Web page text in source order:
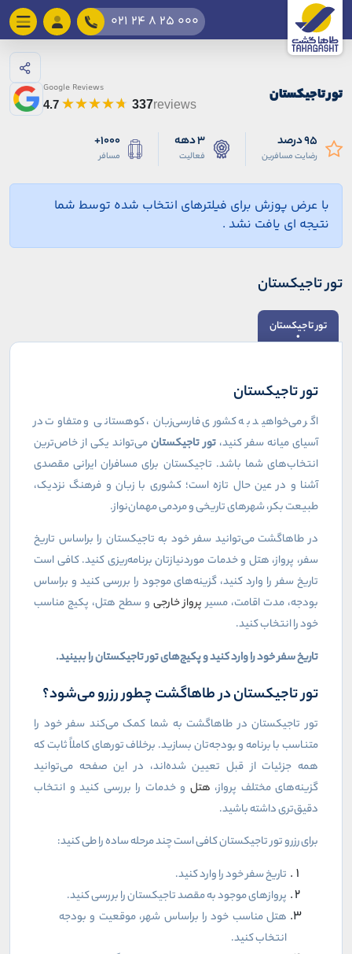
021 24 8 25 000
تور تاجیکستان
Google Reviews
4.7
337reviews
95 درصد
رضایت مسافرین
3 دهه
فعالیت
1000+
مسافر
با عرض پوزش برای فیلترهای انتخاب شده توسط شما
نتیجه ای یافت نشد .
تور تاجیکستان
تور تاجیکستان
تور تاجیکستان
اگر می‌خواهید به کشوری فارسی‌زبان، کوهستانی و متفاوت در
آسیای میانه سفر کنید، تور تاجیکستانمی‌تواند یکی از خاص‌ترین
انتخاب‌های شما باشد. تاجیکستان برای مسافران ایرانی مقصدی
آشنا و در عین حال تازه است؛ کشوری با زبان و فرهنگ نزدیک،
طبیعت بکر، شهرهای تاریخی و مردمی مهمان‌نواز.
در طاهاگشت می‌توانید سفر خود به تاجیکستان را براساس تاریخ
سفر، پرواز، هتل و خدمات موردنیازتان برنامه‌ریزی کنید. کافی است
تاریخ سفر را وارد کنید، گزینه‌های موجود را بررسی کنید و براساس
بودجه، مدت اقامت، مسیرپرواز خارجی و سطح هتل، پکیج مناسب
خود را انتخاب کنید.
تاریخ سفر خود را وارد کنید و پکیج‌های تور تاجیکستان را ببینید.
تور تاجیکستان در طاهاگشت چطور رزرو می‌شود؟
تور تاجیکستان در طاهاگشت به شما کمک می‌کند سفر خود را
متناسب با برنامه و بودجه‌تان بسازید. برخلاف تورهای کاملاً ثابت که
همه جزئیات از قبل تعیین شده‌اند، در این صفحه می‌توانید
گزینه‌های مختلف پرواز، هتل و خدمات را بررسی کنید و انتخاب
دقیق‌تری داشته باشید.
برای رزرو تور تاجیکستان کافی است چند مرحله ساده را طی کنید:
تاریخ سفر خود را وارد کنید.
پروازهای موجود به مقصد تاجیکستان را بررسی کنید.
هتل مناسب خود را براساس شهر، موقعیت و بودجه
انتخاب کنید.